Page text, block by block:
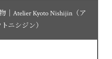
｜Atelier Kyoto Nishijin（ア
ニシジン）